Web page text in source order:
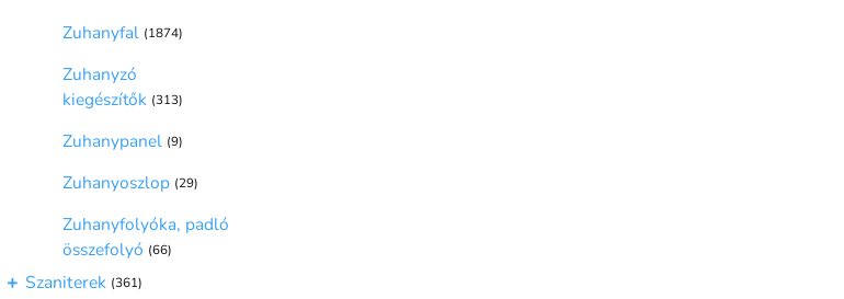
Zuhanyfal (1874)
Zuhanyzó
kiegészítők (313)
Zuhanypanel (9)
Zuhanyoszlop (29)
Zuhanyfolyóka, padló
összefolyó (66)
Szaniterek (361)